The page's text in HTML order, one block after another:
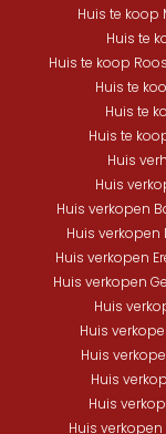
Huis te koop
Huis te
Huis te koop
Huis te
Huis te
Huis te
Huis
Huis
Huis verkopen
Huis
Huis verkopen
Huis verkopen
Huis
Huis
Huis
Huis
Huis
Huis verkopen